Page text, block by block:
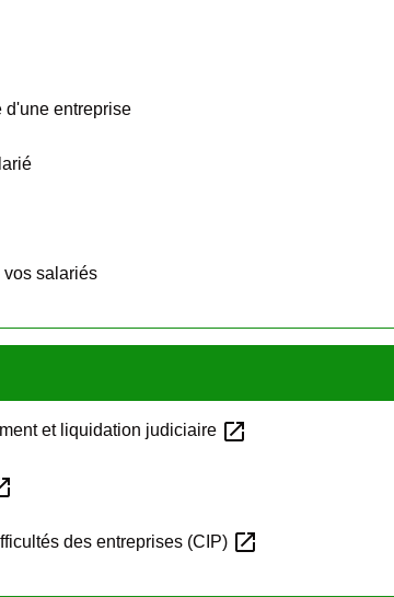
d'une entreprise
vos salariés
et liquidation judiciaire open_in_new
des entreprises (CIP) open_in_new